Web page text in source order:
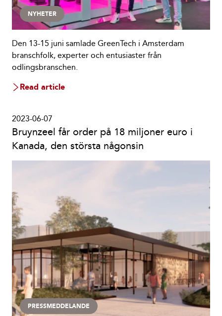
NYHETER
Den 13-15 juni samlade GreenTech i Amsterdam
branschfolk, experter och entusiaster från
odlingsbranschen.
Read article
Bruynzeel får order på 18 miljoner euro i
Kanada, den största någonsin
2023-06-07
PRESSMEDDELANDE